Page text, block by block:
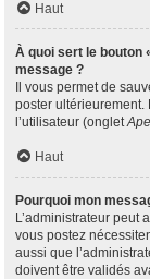
Haut
À quoi sert le bouton
message ?
Il vous permet de
poster ultérieurement.
l’utilisateur (onglet
Haut
Pourquoi mon
L’administrateur peut
vous postez
aussi que
doivent être validés